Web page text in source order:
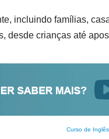
incluindo famílias,
desde crianças até
Curso de